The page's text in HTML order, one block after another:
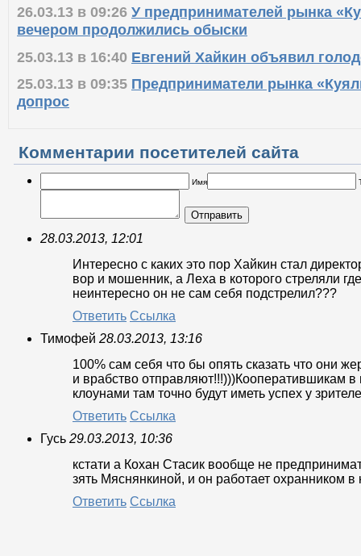
26.03.13 в 09:26 У предпринимателей рынка
вечером продолжились обыски
25.03.13 в 16:40 Евгений Хайкин объявил
25.03.13 в 09:35 Предприниматели рынка
допрос
Комментарии посетителей сайта
Имя
Отправить
28.03.2013, 12:01
Интересно с каких это пор Хайкин стал
вор и мошенник, а Леха в которого стреляли
неинтересно он не сам себя подстрелил???
Ответить Ссылка
Тимофей 28.03.2013, 13:16
100% сам себя что бы опять сказать что они
и врабство отправляют!!!)))Кооператившикам в
клоунами там точно будут иметь успех у
Ответить Ссылка
Гусь 29.03.2013, 10:36
кстати а Кохан Стасик вообще не
зять Мяснянкиной, и он работает охранником в
Ответить Ссылка